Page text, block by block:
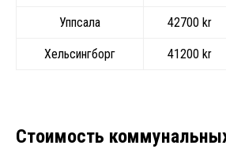
Уппсала 42700 kr
Хельсингборг 41200 kr
Стоимость